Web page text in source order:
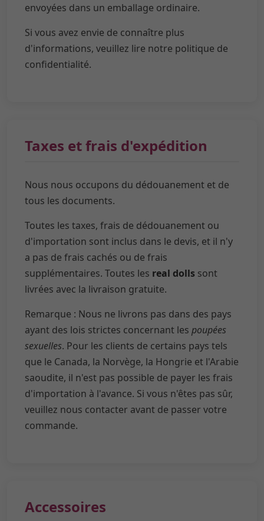
envoyées dans un emballage ordinaire.
Si vous avez envie de connaître plus
d'informations, veuillez lire notre politique de
confidentialité.
Taxes et frais d'expédition
Nous nous occupons du dédouanement et de
tous les documents.
Toutes les taxes, frais de dédouanement ou
d'importation sont inclus dans le devis, et il n'y
a pas de frais cachés ou de frais
supplémentaires. Toutes les real dolls sont
livrées avec la livraison gratuite.
Remarque : Nous ne livrons pas dans des pays
ayant des lois strictes concernant les poupées
sexuelles. Pour les clients de certains pays tels
que le Canada, la Norvège, la Hongrie et l'Arabie
saoudite, il n'est pas possible de payer les frais
d'importation à l'avance. Si vous n'êtes pas sûr,
veuillez nous contacter avant de passer votre
commande.
Accessoires